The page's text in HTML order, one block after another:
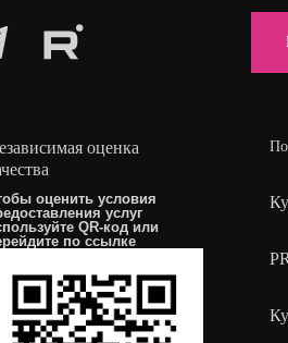
оценка
оценить условия
услуг
QR-код или
поссылке